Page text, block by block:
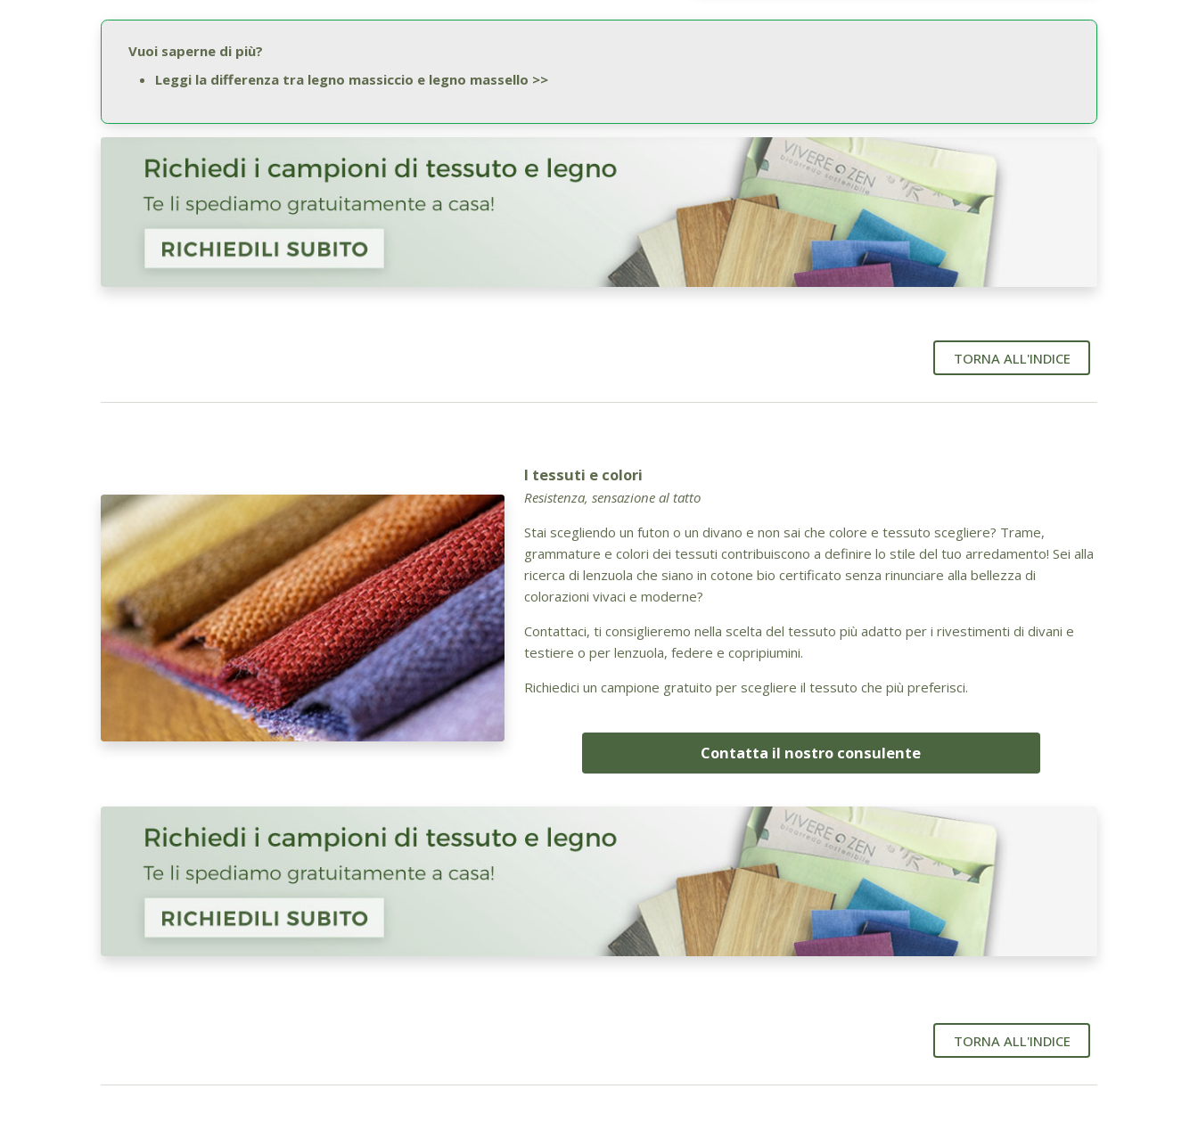
Vuoi saperne di più?
Leggi la differenza tra legno massiccio e legno massello >>
TORNA ALL'INDICE
I tessuti e colori
Resistenza, sensazione al tatto
Stai scegliendo un futon o un divano e non sai che colore e tessuto scegliere? Trame,
grammature e colori dei tessuti contribuiscono a definire lo stile del tuo arredamento! Sei alla
ricerca di lenzuola che siano in cotone bio certificato senza rinunciare alla bellezza di
colorazioni vivaci e moderne?
Contattaci, ti consiglieremo nella scelta del tessuto più adatto per i rivestimenti di divani e
testiere o per lenzuola, federe e copripiumini.
Richiedici un campione gratuito per scegliere il tessuto che più preferisci.
Contatta il nostro consulente
TORNA ALL'INDICE